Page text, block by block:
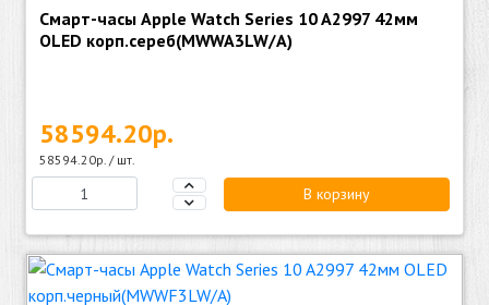
Смарт-часы Apple Watch Series 10 A2997 42мм
OLED корп.сереб(MWWA3LW/A)
58594.20р.
58594.20р. / шт.
В корзину